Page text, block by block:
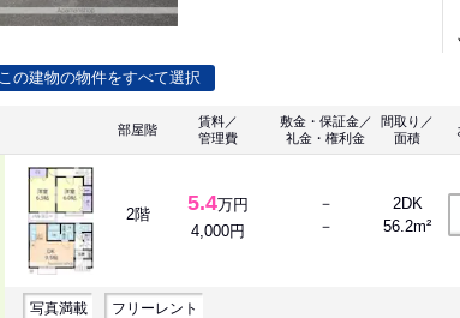
この建物の物件をすべて選択
部屋階
賃料／
管理費
敷金・保証金／
礼金・権利金
間取り／
面積
2階 5.4万円
4,000円
－
－
2DK
56.2m²
写真満載 フリーレント